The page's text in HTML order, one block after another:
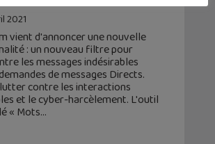
2021
vient d'annoncer une nouvelle
: un nouveau filtre pour
les messages indésirables
de messages Directs.
contre les interactions
et le cyber-harcèlement. L'outil
« Mots